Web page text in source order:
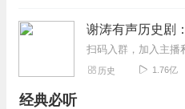
谢涛有声历史剧
历史 1.76亿
经典必听